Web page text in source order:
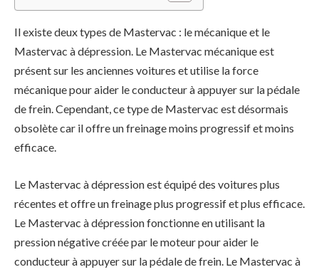
Il existe deux types de Mastervac : le mécanique et le
Mastervac à dépression. Le Mastervac mécanique est
présent sur les anciennes voitures et utilise la force
mécanique pour aider le conducteur à appuyer sur la pédale
de frein. Cependant, ce type de Mastervac est désormais
obsolète car il offre un freinage moins progressif et moins
efficace.
Le Mastervac à dépression est équipé des voitures plus
récentes et offre un freinage plus progressif et plus efficace.
Le Mastervac à dépression fonctionne en utilisant la
pression négative créée par le moteur pour aider le
conducteur à appuyer sur la pédale de frein. Le Mastervac à